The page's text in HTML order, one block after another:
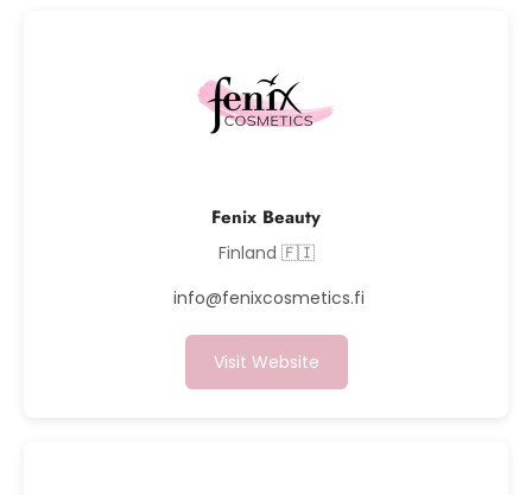
Fenix Beauty
Finland 🇫🇮
info@fenixcosmetics.fi
Visit Website